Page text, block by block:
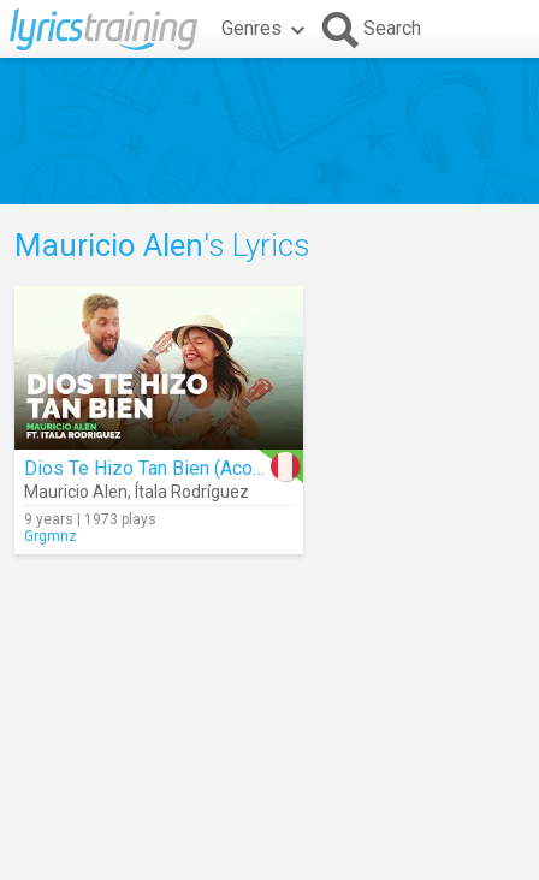
Genres Search
Mauricio Alen's Lyrics
Dios Te Hizo Tan Bien (Acoustic)
Mauricio Alen, Ítala Rodríguez
9 years | 1973 plays
Grgmnz